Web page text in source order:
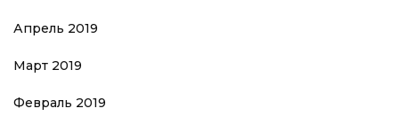
Апрель 2019
Март 2019
Февраль 2019